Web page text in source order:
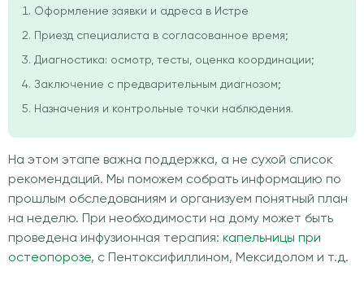
Оформление заявки и адреса в Истре
Приезд специалиста в согласованное время;
Диагностика: осмотр, тесты, оценка координации;
Заключение с предварительным диагнозом;
Назначения и контрольные точки наблюдения.
На этом этапе важна поддержка, а не сухой список
рекомендаций. Мы поможем собрать информацию по
прошлым обследованиям и организуем понятный план
на неделю. При необходимости на дому может быть
проведена инфузионная терапия: капельницы при
остеопорозе, с Пентоксифиллином, Мексидолом и т.д.